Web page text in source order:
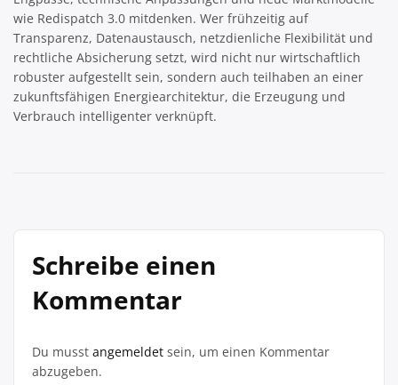
wie Redispatch 3.0 mitdenken. Wer frühzeitig auf
Transparenz, Datenaustausch, netzdienliche Flexibilität und
rechtliche Absicherung setzt, wird nicht nur wirtschaftlich
robuster aufgestellt sein, sondern auch teilhaben an einer
zukunftsfähigen Energiearchitektur, die Erzeugung und
Verbrauch intelligenter verknüpft.
Schreibe einen
Kommentar
Du musst angemeldet sein, um einen Kommentar
abzugeben.